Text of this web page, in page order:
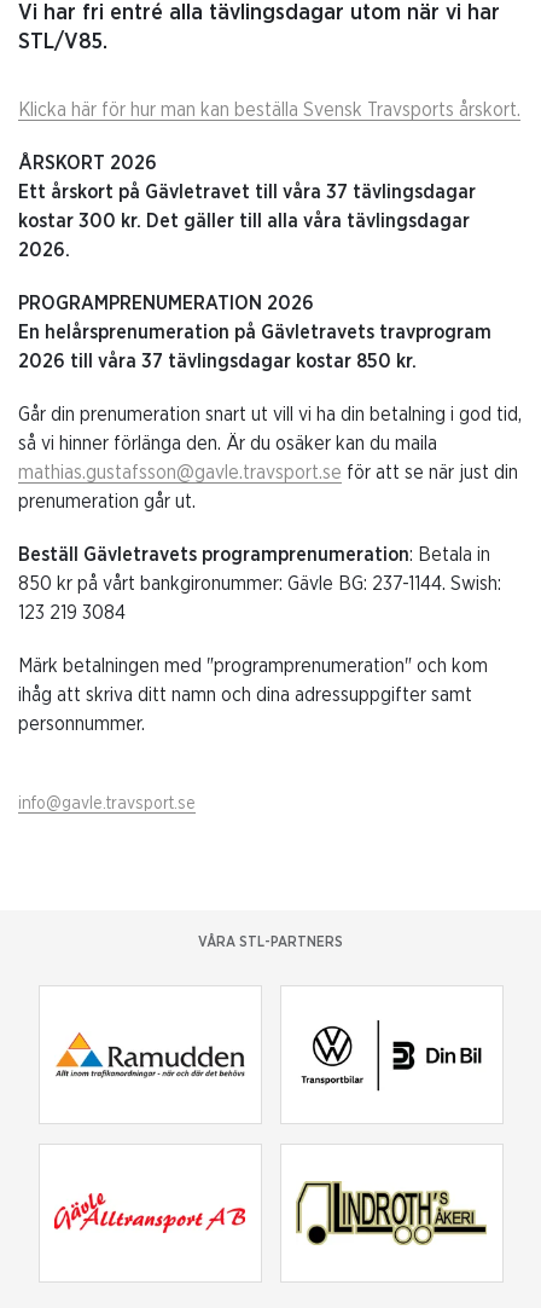
Vi har fri entré alla tävlingsdagar utom när vi har
STL/V85.
Klicka här för hur man kan beställa Svensk Travsports årskort.
ÅRSKORT 2026
Ett årskort på Gävletravet till våra 37 tävlingsdagar
kostar 300 kr. Det gäller till alla våra tävlingsdagar
2026.
PROGRAMPRENUMERATION 2026
En helårsprenumeration på Gävletravets travprogram
2026 till våra 37 tävlingsdagar kostar 850 kr.
Går din prenumeration snart ut vill vi ha din betalning i god tid,
så vi hinner förlänga den. Är du osäker kan du maila
mathias.gustafsson@gavle.travsport.se för att se när just din
prenumeration går ut.
Beställ Gävletravets programprenumeration: Betala in
850 kr på vårt bankgironummer: Gävle BG: 237-1144. Swish:
123 219 3084
Märk betalningen med "programprenumeration" och kom
ihåg att skriva ditt namn och dina adressuppgifter samt
personnummer.
info@gavle.travsport.se
VÅRA STL-PARTNERS